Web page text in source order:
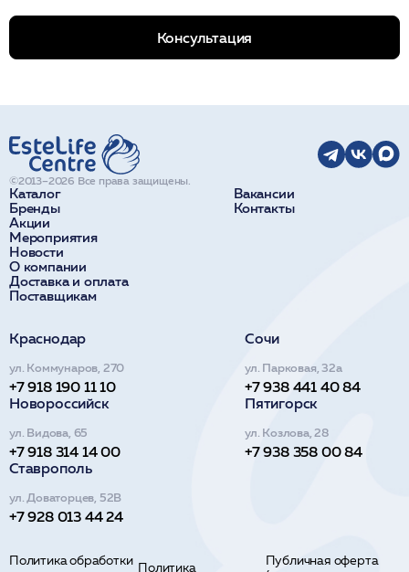
Консультация
Каталог
Бренды
Акции
Мероприятия
Новости
О компании
Доставка и оплата
Поставщикам
Вакансии
Контакты
©2013–2026 Все права защищены.
Краснодар
ул. Коммунаров, 270
+7 918 190 11 10
Сочи
ул. Парковая, 32а
+7 938 441 40 84
Новороссийск
ул. Видова, 65
+7 918 314 14 00
Пятигорск
ул. Козлова, 28
+7 938 358 00 84
Ставрополь
ул. Доваторцев, 52В
+7 928 013 44 24
Политика обработки
Политика
Публичная оферта